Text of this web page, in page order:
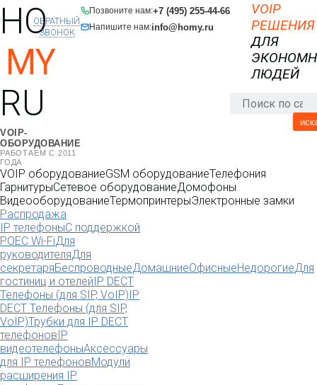
HO
MY
RU
VOIP-
ОБОРУДОВАНИЕ
РАБОТАЕМ С 2011
ГОДА
Позвоните нам:+7 (495) 255-44-66
Напишите нам:info@homy.ru
ОБРАТНЫЙ
ЗВОНОК
VOIP
РЕШЕНИЯ
ДЛЯ
ЛЮДЕЙ
VOIP оборудованиеGSM оборудованиеТелефония
ГарнитурыСетевое оборудованиеДомофоны
ВидеооборудованиеТермопринтерыЭлектронные замки
Распродажа
IP телефоныС поддержкой
POEC Wi-FiДля
руководителяДля
секретаряБеспроводныеДомашниеОфисныеНедорогиеДля
гостиниц и отелейIP DECT
Телефоны (для SIP, VoIP)IP
DECT Телефоны (для SIP,
VoIP)Трубки для IP DECT
телефоновIP
видеотелефоныАксессуары
для IP телефоновМодули
расширения IP